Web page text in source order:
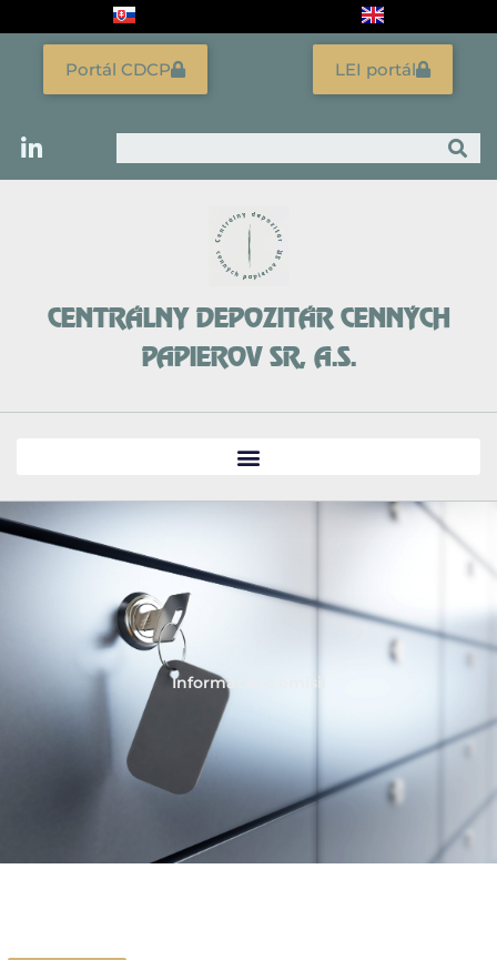
Vyhľadať
LEI portál
Portál CDCP
CENTRÁLNY DEPOZITÁR CENNÝCH
PAPIEROV SR, A.S.
Informácie o emisii